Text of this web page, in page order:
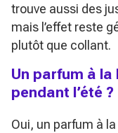
trouve aussi des
mais l’effet reste
plutôt que collant.
Un parfum à
pendant l’été ?
Oui, un parfum à